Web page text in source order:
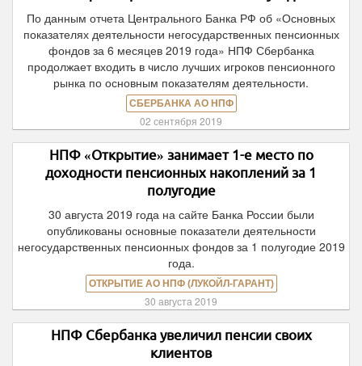
По данным отчета Центрального Банка РФ об «Основных
показателях деятельности негосударственных пенсионных
фондов за 6 месяцев 2019 года» НПФ Сбербанка
продолжает входить в число лучших игроков пенсионного
рынка по основным показателям деятельности.
СБЕРБАНКА АО НПФ
02 сентября 2019
НПФ «Открытие» занимает 1-е место по
доходности пенсионных накоплений за 1
полугодие
30 августа 2019 года на сайте Банка России были
опубликованы основные показатели деятельности
негосударственных пенсионных фондов за 1 полугодие 2019
года.
ОТКРЫТИЕ АО НПФ (ЛУКОЙЛ-ГАРАНТ)
30 августа 2019
НПФ Сбербанка увеличил пенсии своих
клиентов